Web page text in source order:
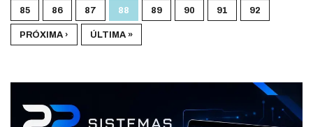
85 86 87 88 89 90 91 92
PRÓXIMA › ÚLTIMA »